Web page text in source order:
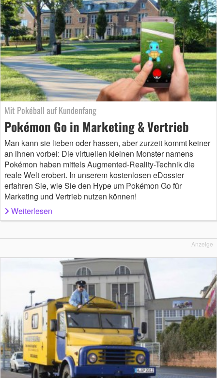
Mit Pokéball auf Kundenfang
Pokémon Go in Marketing & Vertrieb
Man kann sie lieben oder hassen, aber zurzeit kommt keiner
an ihnen vorbei: Die virtuellen kleinen Monster namens
Pokémon haben mittels Augmented-Reality-Technik die
reale Welt erobert. In unserem kostenlosen eDossier
erfahren Sie, wie Sie den Hype um Pokémon Go für
Marketing und Vertrieb nutzen können!
Weiterlesen
Anzeige